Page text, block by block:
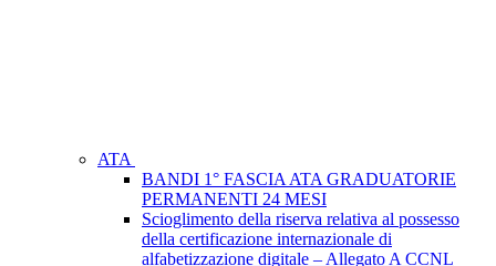
ATA
BANDI 1° FASCIA ATA GRADUATORIE
PERMANENTI 24 MESI
Scioglimento della riserva relativa al possesso
della certificazione internazionale di
alfabetizzazione digitale – Allegato A CCNL